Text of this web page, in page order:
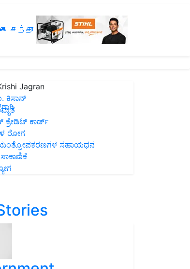
சந்தா
Jagran
ಕಿಸಾನ್
ಕ್ರೇಡಿಟ್ ಕಾರ್ಡ್
ರೋಗ
ಯಂತ್ರೋಪಕರಣಗಳ ಸಹಾಯಧನ